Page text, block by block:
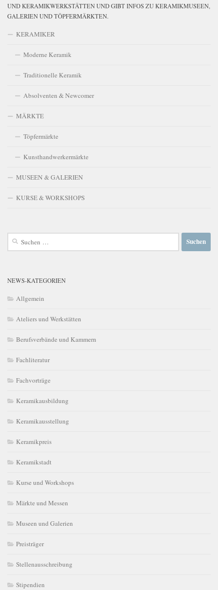
UND KERAMIKWERKSTÄTTEN UND GIBT INFOS ZU KERAMIKMUSEEN,
GALERIEN UND TÖPFERMÄRKTEN.
KERAMIKER
Moderne Keramik
Traditionelle Keramik
Absolventen & Newcomer
MÄRKTE
Töpfermärkte
Kunsthandwerkermärkte
MUSEEN & GALERIEN
KURSE & WORKSHOPS
Suchen
NEWS-KATEGORIEN
Allgemein
Ateliers und Werkstätten
Berufsverbände und Kammern
Fachliteratur
Fachvorträge
Keramikausbildung
Keramikausstellung
Keramikpreis
Keramikstadt
Kurse und Workshops
Märkte und Messen
Museen und Galerien
Preisträger
Stellenausschreibung
Stipendien